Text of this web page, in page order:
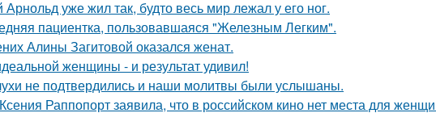
уже жил так, будто весь мир лежал у его ног.
пациентка, пользовавшаяся "Железным Легким".
Алины Загитовой оказался женат.
женщины - и результат удивил!
не подтвердились и наши молитвы были услышаны.
Раппопорт заявила, что в российском кино нет места для